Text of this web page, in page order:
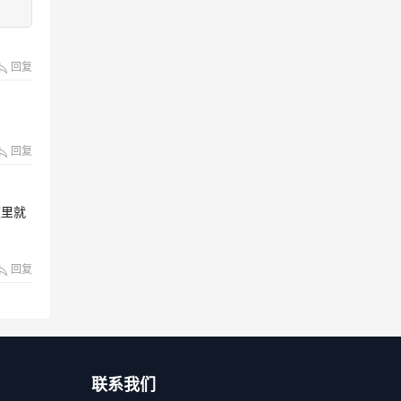
回复
回复
就
回复
联系我们